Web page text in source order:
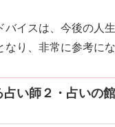
バイスは、今後の人
り、非常に参考にな
占い師２・占いの